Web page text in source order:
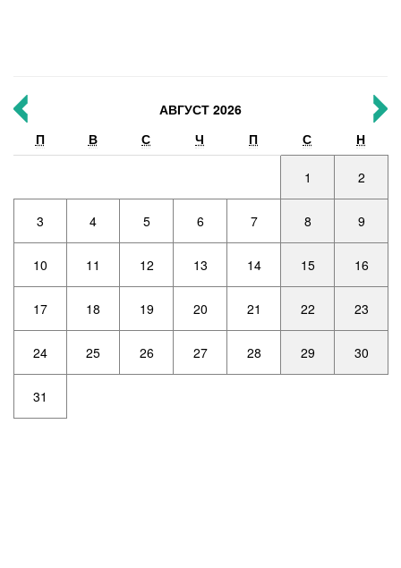
АВГУСТ 2026
П
В С Ч П С Н
1 2
3 4 5 6 7 8 9
10 11 12 13 14 15 16
17 18 19 20 21 22 23
24 25 26 27 28 29 30
31